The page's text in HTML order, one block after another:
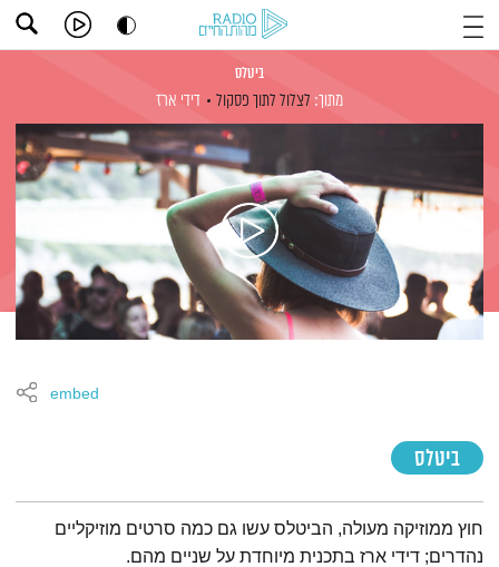
ביטלס
מתוך: לצלול לתוך פסקול דידי ארז
ביטלס
embed
תמצית הפודקאסט
חוץ ממוזיקה מעולה, הביטלס עשו גם כמה סרטים מוזיקליים
נהדרים; דידי ארז בתכנית מיוחדת על שניים מהם.